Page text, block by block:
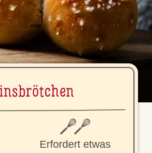
Erfordert etwas